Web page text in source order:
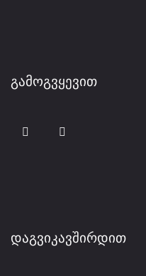
ᲒᲐᲛᲝᲒᲕᲧᲔᲕᲘᲗ
ᲓᲐᲒᲕᲘᲙᲐᲕᲨᲘᲠᲓᲘᲗ